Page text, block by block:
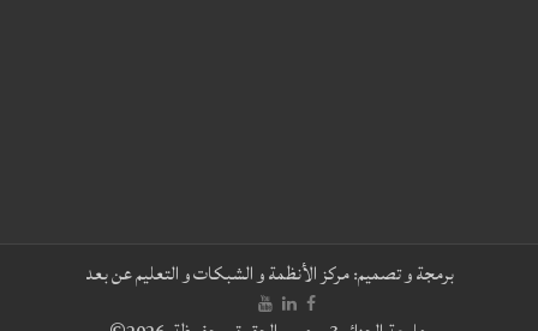
برمجة و تصميم:مركز الأنظمة و الشبكات و التعليم عن بعد